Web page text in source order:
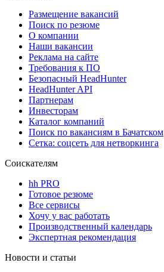
Размещение вакансий
Поиск по резюме
О компании
Наши вакансии
Реклама на сайте
Требования к ПО
Безопасный HeadHunter
HeadHunter API
Партнерам
Инвесторам
Каталог компаний
Поиск по вакансиям в Бачатском
Сетка: соцсеть для нетворкинга
Соискателям
hh PRO
Готовое резюме
Все сервисы
Хочу у вас работать
Производственный календарь
Экспертная рекомендация
Новости и статьи